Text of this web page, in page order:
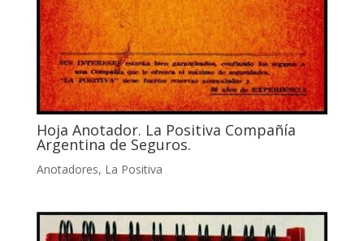
Hoja Anotador. La Positiva Compañía
Argentina de Seguros.
Anotadores, La Positiva